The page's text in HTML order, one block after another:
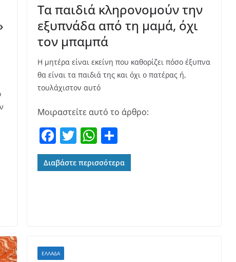
Τα παιδιά κληρονομούν την
εξυπνάδα από τη μαμά, όχι
τον μπαμπά
Η μητέρα είναι εκείνη που καθορίζει πόσο έξυπνα
θα είναι τα παιδιά της και όχι ο πατέρας ή,
τουλάχιστον αυτό
Μοιραστείτε αυτό το άρθρο:
F
a
c
k
T
w
itt
W
h
at
Μ
οι
ρ
Διαβάστε περισσότερα
ΕΛΛΆΔΑ